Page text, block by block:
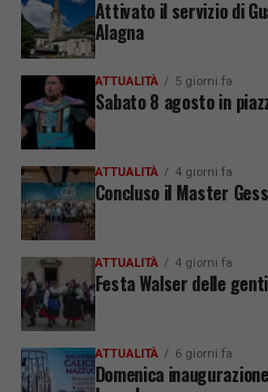
Attivato il servizio di
Alagna
ATTUALITÀ 5 giorni fa
Sabato 8 agosto in
ATTUALITÀ 4 giorni fa
Concluso il Master
ATTUALITÀ 4 giorni fa
Festa Walser delle
ATTUALITÀ 6 giorni fa
Domenica